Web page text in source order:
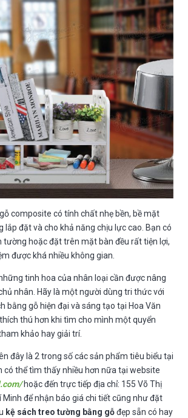
composite có tính chất nhẹ bền, bề mặt
lắp đặt và cho khả năng chịu lực cao. Bạn có
hoặc đặt trên mặt bàn đều rất tiện lợi,
được khá nhiều không gian.
tinh hoa của nhân loại cần được nâng
nhân. Hãy là một người dùng tri thức với
bằng gỗ hiện đại và sáng tạo tại Hoa Văn
thú hơn khi tìm cho mình một quyển
khảo hay giải trí.
đây là 2 trong số các sản phẩm tiêu biểu tại
có thể tìm thấy nhiều hơn nữa tại website
hoặc đến trực tiếp địa chỉ: 155 Võ Thị
Minh để nhận báo giá chi tiết cũng như đặt
kệ sách treo tường bằng gỗđẹp sẵn có hay